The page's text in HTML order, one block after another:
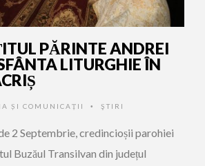
PĂRINTE ANDREI
LITURGHIE ÎN
ȘI COMUNICAȚII • ŞTIRI
2 Septembrie, credincioșii parohiei
Buzăul Transilvan din județul